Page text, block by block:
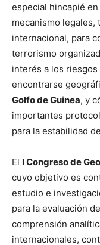
especial hincapié
mecanismo legales,
internacional, para
terrorismo
interés a los
encontrarse
Golfo de Guinea, y
importantes
para la estabilidad
El I Congreso de
cuyo objetivo es
estudio e
para la evaluación
comprensión
internacionales,